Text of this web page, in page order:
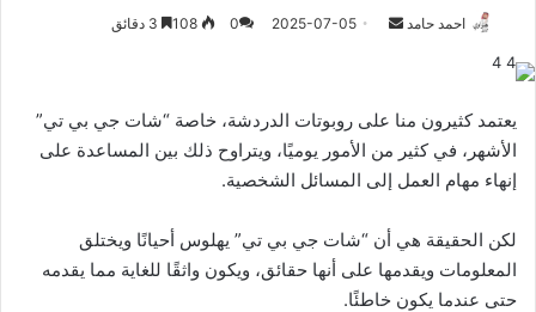
احمد حامد
أرسل 2025-07-05
0
يعتمد كثيرون منا على روبوتات الدردشة، خاصة “شات جي بي تي”
الأشهر، في كثير من الأمور يوميًا، ويتراوح ذلك بين المساعدة على
إنهاء مهام العمل إلى المسائل الشخصية.
لكن الحقيقة هي أن “شات جي بي تي” يهلوس أحيانًا ويختلق
المعلومات ويقدمها على أنها حقائق، ويكون واثقًا للغاية مما يقدمه
حتى عندما يكون خاطئًا.